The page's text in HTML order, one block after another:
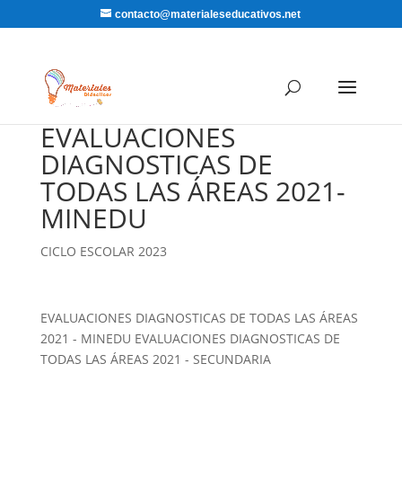
contacto@materialeseducativos.net
EVALUACIONES
DIAGNOSTICAS DE
TODAS LAS ÁREAS 2021-
MINEDU
CICLO ESCOLAR 2023
EVALUACIONES DIAGNOSTICAS DE TODAS LAS ÁREAS
2021 - MINEDU EVALUACIONES DIAGNOSTICAS DE
TODAS LAS ÁREAS 2021 - SECUNDARIA